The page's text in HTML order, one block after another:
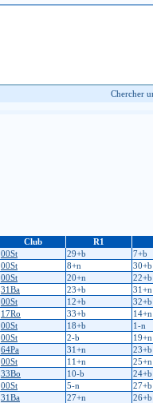
Club R1
00St 29+b 7+b
00St 8+n 30+b
00St 20+n 22+b
31Ba 23+b 31+n
00St 12+b 32+b
17Ro 33+b 14+n
00St 18+b 1-n
00St 2-b 19+n
64Pa 31+n 23+b
00St 11+n 25+n
33Bo 10-b 24+b
00St 5-n 27+b
31Ba 27+n 26+b